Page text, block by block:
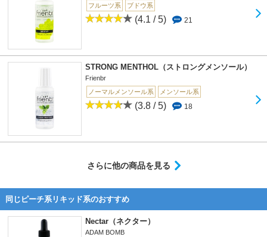
フルーツ系
ブドウ系
(4.1 / 5) 21
STRONG MENTHOL（ストロングメンソール）
Frienbr
ノーマルメンソール系
メンソール系
(3.8 / 5) 18
さらに他の商品を見る
同じピーチ系リキッド系のおすすめ
Nectar（ネクター）
ADAM BOMB